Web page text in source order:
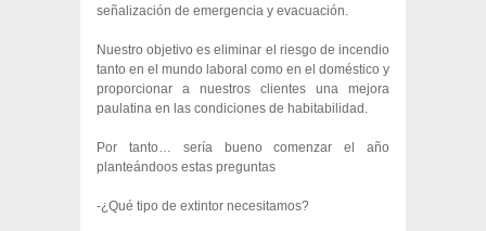
señalización de emergencia y evacuación.
Nuestro objetivo es eliminar el riesgo de incendio
tanto en el mundo laboral como en el doméstico y
proporcionar a nuestros clientes una mejora
paulatina en las condiciones de habitabilidad.
Por tanto… sería bueno comenzar el año
planteándoos estas preguntas
-¿Qué tipo de extintor necesitamos?